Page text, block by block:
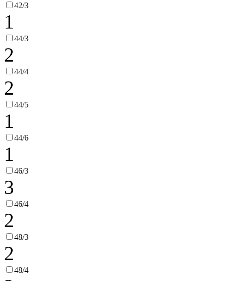
42/3
1
44/3
2
44/4
2
44/5
1
44/6
1
46/3
3
46/4
2
48/3
2
48/4